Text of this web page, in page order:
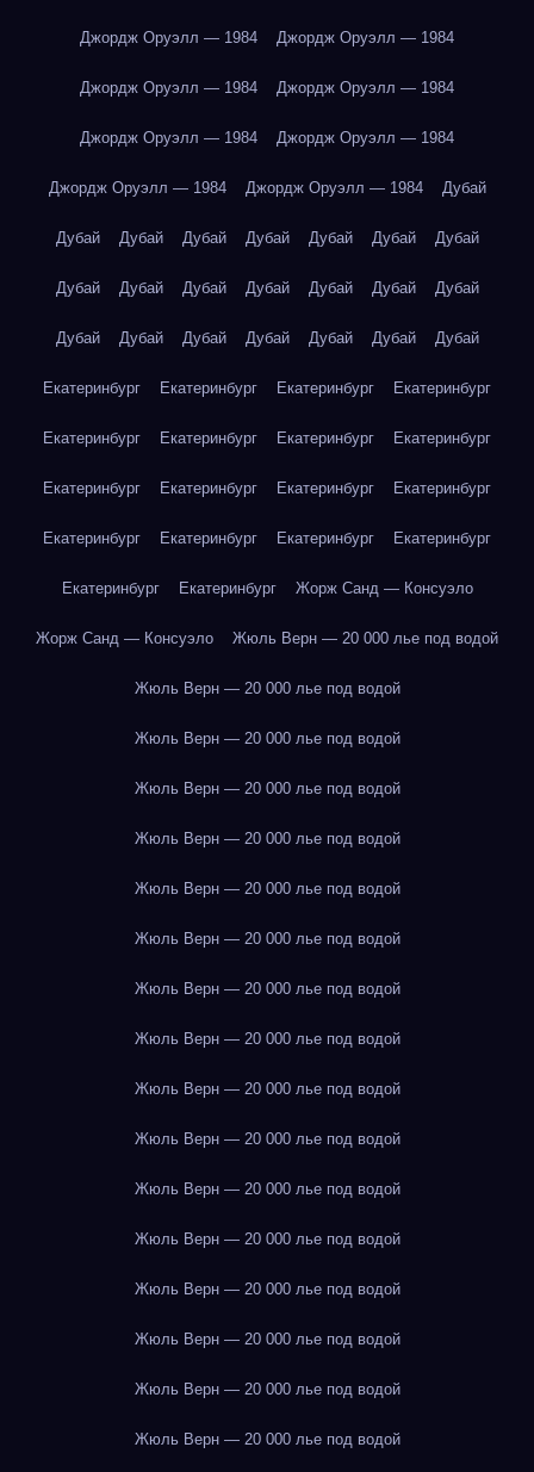
Джордж Оруэлл — 1984 Джордж Оруэлл — 1984
Джордж Оруэлл — 1984 Джордж Оруэлл — 1984
Джордж Оруэлл — 1984 Джордж Оруэлл — 1984
Джордж Оруэлл — 1984 Джордж Оруэлл — 1984 Дубай
Дубай Дубай Дубай Дубай Дубай Дубай Дубай
Дубай Дубай Дубай Дубай Дубай Дубай Дубай
Дубай Дубай Дубай Дубай Дубай Дубай Дубай
Екатеринбург Екатеринбург Екатеринбург Екатеринбург
Екатеринбург Екатеринбург Екатеринбург Екатеринбург
Екатеринбург Екатеринбург Екатеринбург Екатеринбург
Екатеринбург Екатеринбург Екатеринбург Екатеринбург
Екатеринбург Екатеринбург Жорж Санд — Консуэло
Жорж Санд — Консуэло Жюль Верн — 20 000 лье под водой
Жюль Верн — 20 000 лье под водой
Жюль Верн — 20 000 лье под водой
Жюль Верн — 20 000 лье под водой
Жюль Верн — 20 000 лье под водой
Жюль Верн — 20 000 лье под водой
Жюль Верн — 20 000 лье под водой
Жюль Верн — 20 000 лье под водой
Жюль Верн — 20 000 лье под водой
Жюль Верн — 20 000 лье под водой
Жюль Верн — 20 000 лье под водой
Жюль Верн — 20 000 лье под водой
Жюль Верн — 20 000 лье под водой
Жюль Верн — 20 000 лье под водой
Жюль Верн — 20 000 лье под водой
Жюль Верн — 20 000 лье под водой
Жюль Верн — 20 000 лье под водой